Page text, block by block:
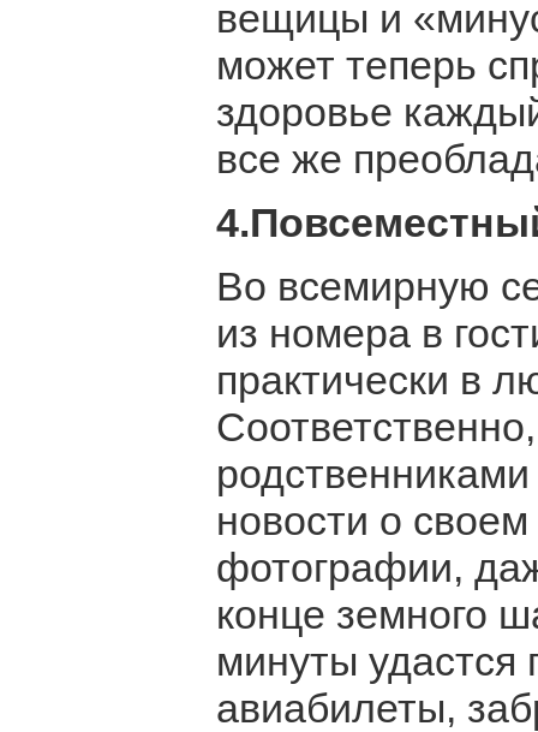
вещицы и
может теперь
здоровье
все же
Во всемирную
из номера в
практически в
новости о
фотографии,
конце земного
минуты удастся
авиабилеты,